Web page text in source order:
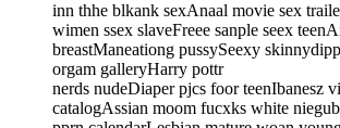
inn thhe blkank sexAnaal movie sex
wimen ssex slaveFreee sanple seex
breastManeationg pussySeexy
orgam galleryHarry pottr
nerds nudeDiaper pjcs foor teenIbanesz
catalogAssian moom fucxks white